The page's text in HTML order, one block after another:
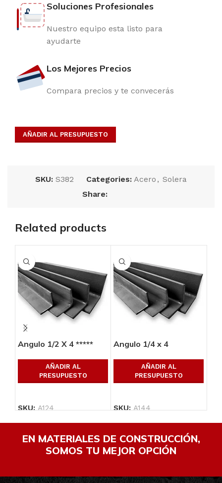
Soluciones Profesionales
Nuestro equipo esta listo para
ayudarte
Los Mejores Precios
Compara precios y te convecerás
AÑADIR AL PRESUPUESTO
SKU: S382 Categories: Acero , Solera
Share:
Related products
Angulo 1/2 X 4 *****
AÑADIR AL
PRESUPUESTO
SKU:A124
Angulo 1/4 x 4
AÑADIR AL
PRESUPUESTO
SKU:A144
EN MATERIALES DE CONSTRUCCIÓN,
SOMOS TU MEJOR OPCIÓN